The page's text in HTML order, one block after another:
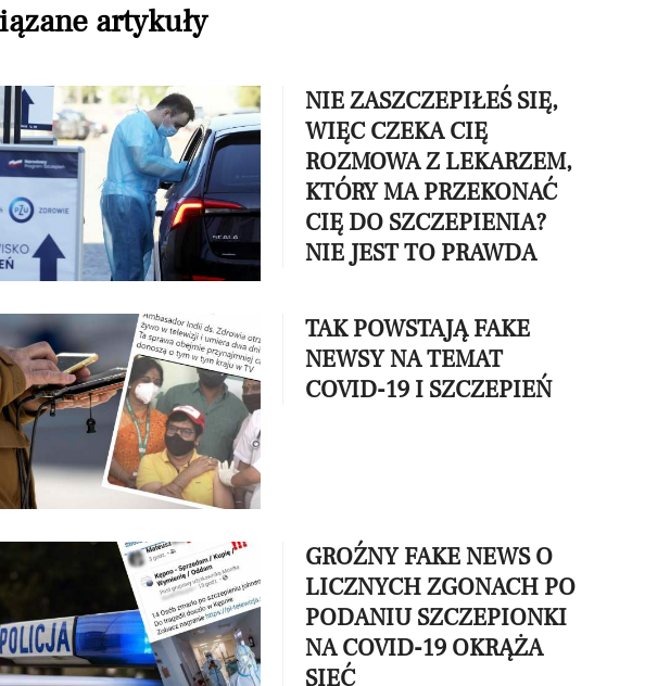
artykuły
NIE ZASZCZEPIŁEŚ SIĘ,
WIĘC CZEKA CIĘ
ROZMOWA Z LEKARZEM,
KTÓRY MA PRZEKONAĆ
CIĘ DO SZCZEPIENIA?
NIE JEST TO PRAWDA
TAK POWSTAJĄ FAKE
NEWSY NA TEMAT
COVID-19 I SZCZEPIEŃ
GROŹNY FAKE NEWS O
LICZNYCH ZGONACH PO
PODANIU SZCZEPIONKI
NA COVID-19 OKRĄŻA
SIEĆ